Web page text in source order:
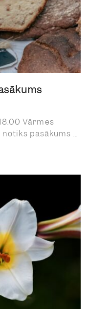
Vārmes
pasākums ...